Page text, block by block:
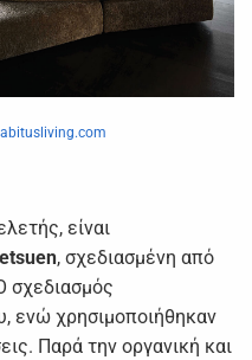
είναι
, σχεδιασμένη από
σχεδιασμός
ενώ χρησιμοποιήθηκαν
Παρά την οργανική και